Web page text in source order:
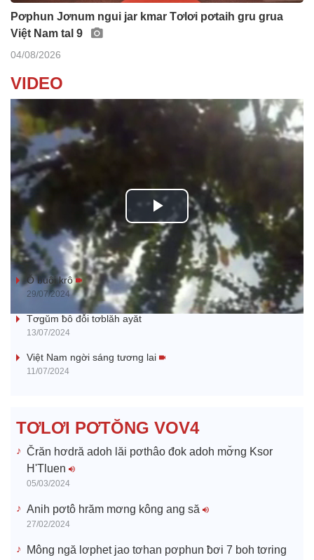
Pơphun Jơnum ngui jar kmar Tơlơi pơtaih gru grua
Việt Nam tal 9
04/08/2026
VIDEO
P
l
a
y
e
Klêi mtă mtăn kơ jih jang
Ŏ buôi krô
29/07/2024
Tơgŭm ƀô đô̆i tơblăh ayăt
13/07/2024
Việt Nam ngời sáng tương lai
11/07/2024
TƠLƠI PƠTŎNG VOV4
Črăn hơdră adoh lăi pơthâo đok adoh mơ̆ng Ksor
H'Tluen
05/03/2024
Anih pơtô hrăm mơng kông ang să
27/02/2024
Mông ngă lơphet jao tơhan pơphun ƀơi 7 boh tơring